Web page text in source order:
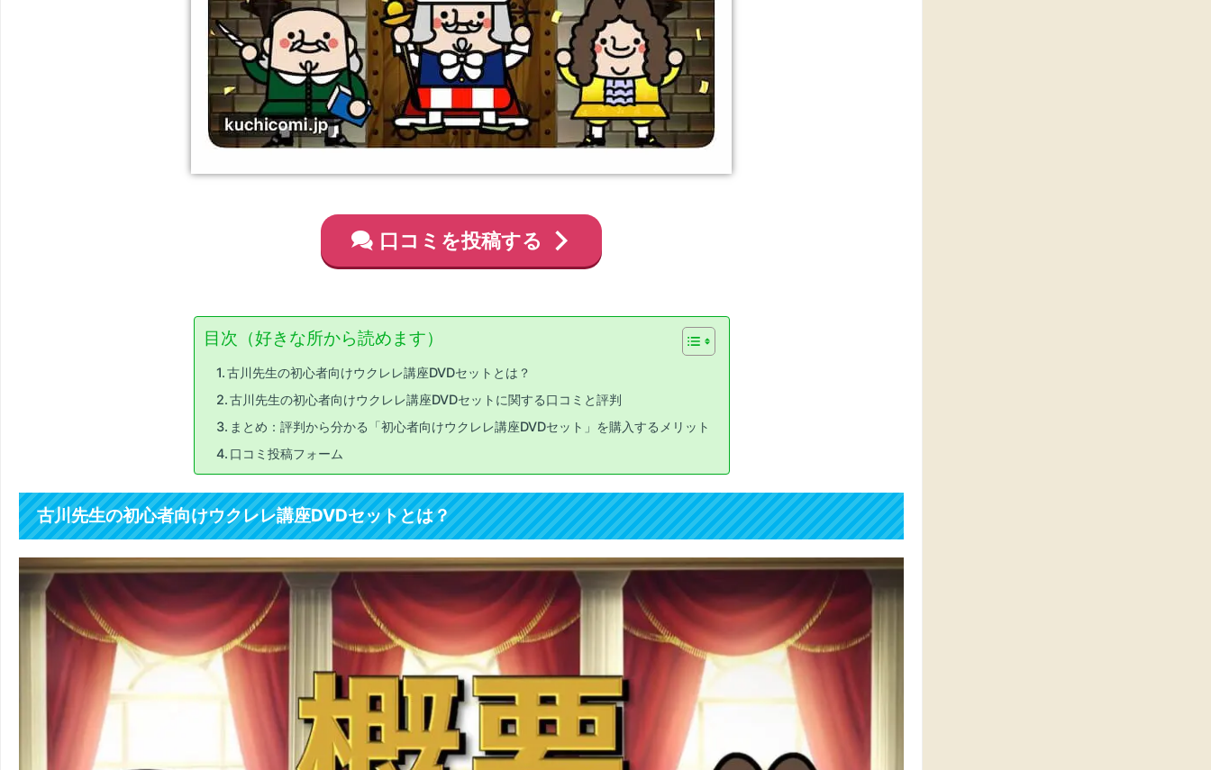
口コミを投稿する
目次（好きな所から読めます）
古川先生の初心者向けウクレレ講座DVDセットとは？
古川先生の初心者向けウクレレ講座DVDセットに関する口コミと評判
まとめ：評判から分かる「初心者向けウクレレ講座DVDセット」を購入するメリット
口コミ投稿フォーム
古川先生の初心者向けウクレレ講座DVDセットとは？